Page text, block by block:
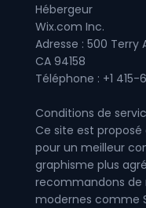
Hébergeur
Wix.com Inc.
Adresse : 500 Terry
CA 94158
Téléphone : +1
Conditions de
Ce site est proposé
pour un meilleur
graphisme plus
recommandons de
modernes comme